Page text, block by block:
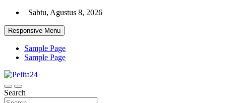
Skip
content
Sabtu, Agustus 8, 2026
Responsive Menu
Sample Page
Sample Page
Pelita24
Aktual, Mendalam dan Terpercaya
Search